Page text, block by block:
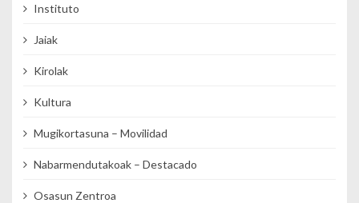
Instituto
Jaiak
Kirolak
Kultura
Mugikortasuna – Movilidad
Nabarmendutakoak – Destacado
Osasun Zentroa